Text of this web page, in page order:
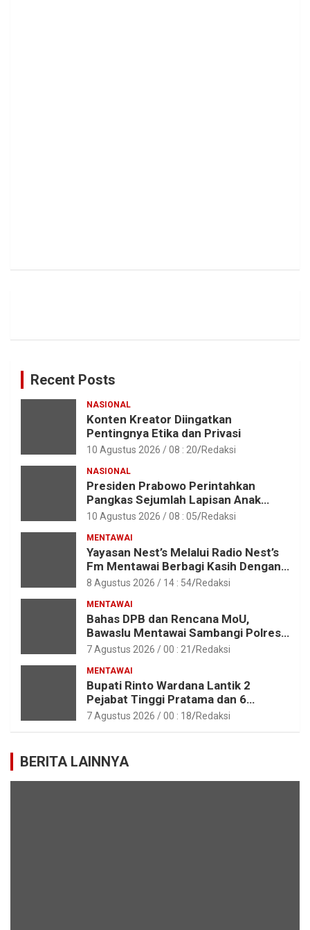
Recent Posts
NASIONAL
Konten Kreator Diingatkan
Pentingnya Etika dan Privasi
10 Agustus 2026 / 08 : 20 Redaksi
NASIONAL
Presiden Prabowo Perintahkan
Pangkas Sejumlah Lapisan Anak
Perusahaan BUMN
10 Agustus 2026 / 08 : 05 Redaksi
MENTAWAI
Yayasan Nest’s Melalui Radio Nest’s
Fm Mentawai Berbagi Kasih Dengan
Anak – Anak Asrama SMAN 2 Sipora
8 Agustus 2026 / 14 : 54 Redaksi
MENTAWAI
Bahas DPB dan Rencana MoU,
Bawaslu Mentawai Sambangi Polres
Mentawai
7 Agustus 2026 / 00 : 21 Redaksi
MENTAWAI
Bupati Rinto Wardana Lantik 2
Pejabat Tinggi Pratama dan 6
Pejabat Fungsional di Lingkungan
7 Agustus 2026 / 00 : 18 Redaksi
BERITA LAINNYA